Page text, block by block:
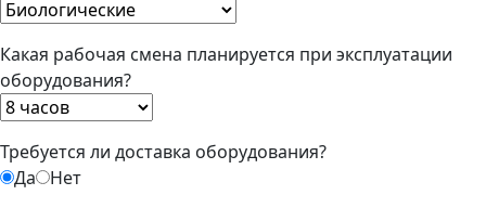
Какая рабочая смена планируется при эксплуатации
оборудования?
Требуется ли доставка оборудования?
Да
Нет